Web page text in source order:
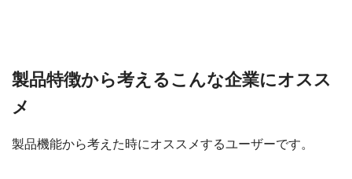
製品特徴から考えるこんな企業にオスス
メ
製品機能から考えた時にオススメするユーザーです。